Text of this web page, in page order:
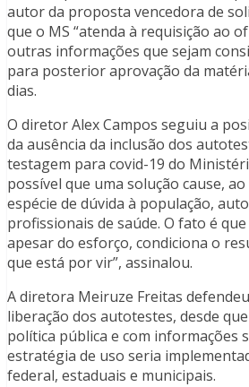
autor da proposta vencedora de
que o MS “atenda à requisição ao
outras informações que sejam
para posterior aprovação da
dias.
O diretor Alex Campos seguiu a
da ausência da inclusão dos
testagem para covid-19 do
possível que uma solução cause,
espécie de dúvida à população,
profissionais de saúde. O fato é
apesar do esforço, condiciona o
que está por vir”, assinalou.
A diretora Meiruze Freitas
liberação dos autotestes, desde
política pública e com informações
estratégia de uso seria
federal, estaduais e municipais.